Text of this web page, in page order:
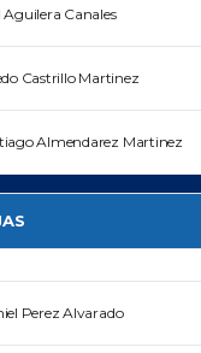
Aguilera Canales
Castrillo Martinez
Almendarez Martinez
Perez Alvarado